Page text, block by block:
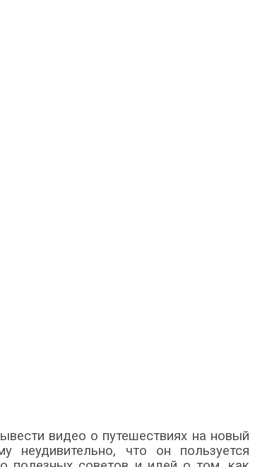
видео о путешествиях на новый
неудивительно, что он пользуется